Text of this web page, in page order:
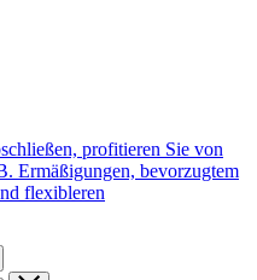
profitieren Sie von
Ermäßigungen, bevorzugtem
flexibleren